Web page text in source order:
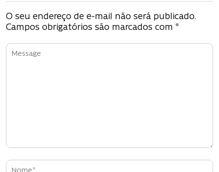
O seu endereço de e-mail não será publicado.
Campos obrigatórios são marcados com *